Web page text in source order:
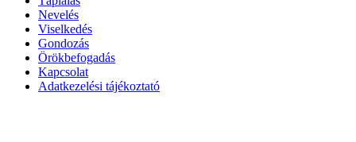
Nevelés
Viselkedés
Gondozás
Örökbefogadás
Kapcsolat
Adatkezelési tájékoztató